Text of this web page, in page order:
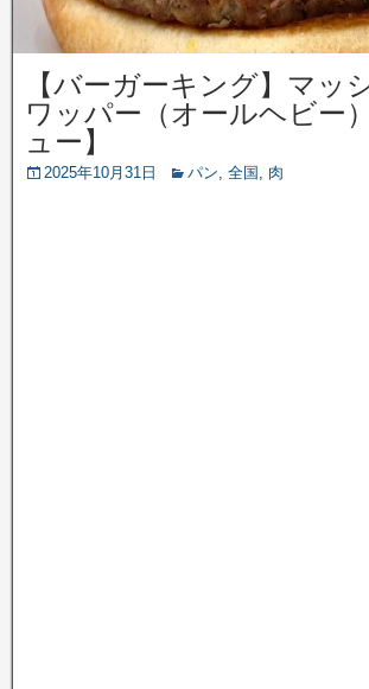
【バーガーキング】マッ
ワッパー（オールヘビー
ュー】
2025年10月31日 パン, 全国 , 肉